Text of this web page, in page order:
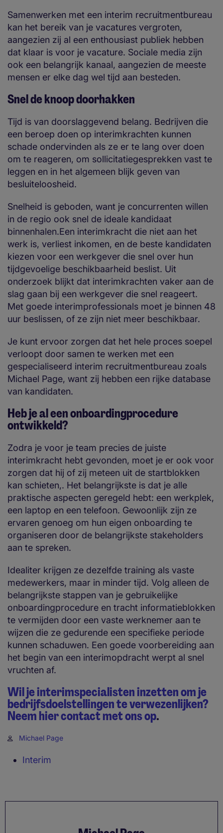
Samenwerken met een interim recruitmentbureau
kan het bereik van je vacatures vergroten,
aangezien zij al een enthousiast publiek hebben
dat klaar is voor je vacature. Sociale media zijn
ook een belangrijk kanaal, aangezien de meeste
mensen er elke dag wel tijd aan besteden.
Snel de knoop doorhakken
Tijd is van doorslaggevend belang. Bedrijven die
een beroep doen op interimkrachten kunnen
schade ondervinden als ze er te lang over doen
om te reageren, om sollicitatiegesprekken vast te
leggen en in het algemeen blijk geven van
besluiteloosheid.
Snelheid is geboden, want je concurrenten willen
in de regio ook snel de ideale kandidaat
binnenhalen.Een interimkracht die niet aan het
werk is, verliest inkomen, en de beste kandidaten
kiezen voor een werkgever die snel over hun
tijdgevoelige beschikbaarheid beslist. Uit
onderzoek blijkt dat interimkrachten vaker aan de
slag gaan bij een werkgever die snel reageert.
Met goede interimprofessionals moet je binnen 48
uur beslissen, of ze zijn niet meer beschikbaar.
Je kunt ervoor zorgen dat het hele proces soepel
verloopt door samen te werken met een
gespecialiseerd interim recruitmentbureau zoals
Michael Page, want zij hebben een rijke database
van kandidaten.
Heb je al een onboardingprocedure
ontwikkeld?
Zodra je voor je team precies de juiste
interimkracht hebt gevonden, moet je er ook voor
zorgen dat hij of zij meteen uit de startblokken
kan schieten,. Het belangrijkste is dat je alle
praktische aspecten geregeld hebt: een werkplek,
een laptop en een telefoon. Gewoonlijk zijn ze
ervaren genoeg om hun eigen onboarding te
organiseren door de belangrijkste stakeholders
aan te spreken.
Idealiter krijgen ze dezelfde training als vaste
medewerkers, maar in minder tijd. Volg alleen de
belangrijkste stappen van je gebruikelijke
onboardingprocedure en tracht informatieblokken
te vermijden door een vaste werknemer aan te
wijzen die ze gedurende een specifieke periode
kunnen schaduwen. Een goede voorbereiding aan
het begin van een interimopdracht werpt al snel
vruchten af.
Wil je interimspecialisten inzetten om je
bedrijfsdoelstellingen te verwezenlijken?
Neem hier contact met ons op.
Michael Page
Interim